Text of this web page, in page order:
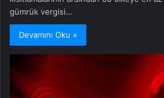
gümrük vergisi…
Devamını Oku »